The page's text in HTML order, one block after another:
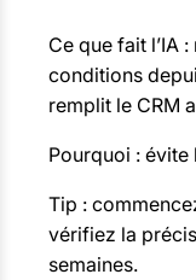
Ce que fait l’IA
conditions
remplit le CRM
Pourquoi : évite
Tip :
vérifiez la
semaines.